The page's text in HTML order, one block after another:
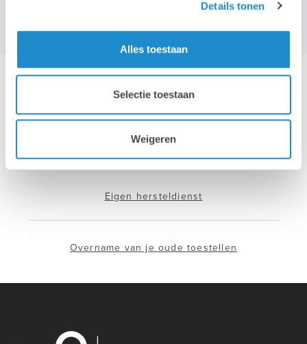
Details tonen
Alles toestaan
Selectie toestaan
Weigeren
Hotline & remote support
Installatie & configuratie
Eigen hersteldienst
Overname van je oude toestellen